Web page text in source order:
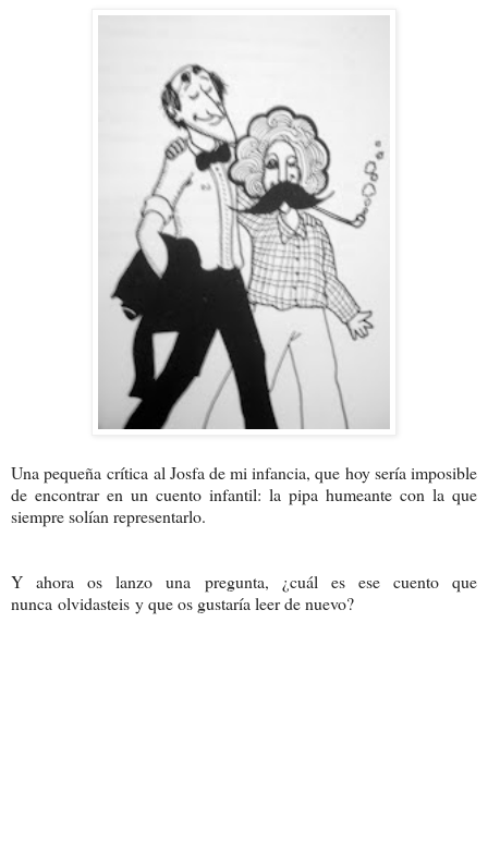
Una pequeña crítica al Josfa de mi infancia, que hoy sería imposible
de encontrar en un cuento infantil: la pipa humeante con la que
siempre solían representarlo.
Y ahora os lanzo una pregunta, ¿cuál es ese cuento que
nunca olvidasteis y que os gustaría leer de nuevo?